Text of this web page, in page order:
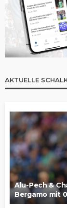
AKTUELLE
Alu-Pech &
Bergamo mit